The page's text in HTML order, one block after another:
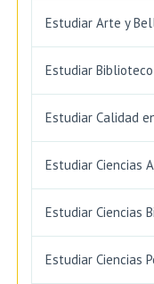
Estudiar Arte y
Estudiar
Estudiar Calidad
Estudiar Ciencias
Estudiar Ciencias
Estudiar Ciencias